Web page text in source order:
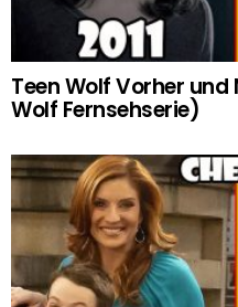
Teen Wolf Vorher und
Wolf Fernsehserie)